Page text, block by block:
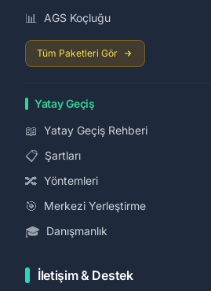
📊 AGS Koçluğu
Tüm Paketleri Gör
Yatay Geçiş
📖 Yatay Geçiş Rehberi
📋 Şartları
🔀 Yöntemleri
🎯 Merkezi Yerleştirme
🎓 Danışmanlık
İletişim & Destek